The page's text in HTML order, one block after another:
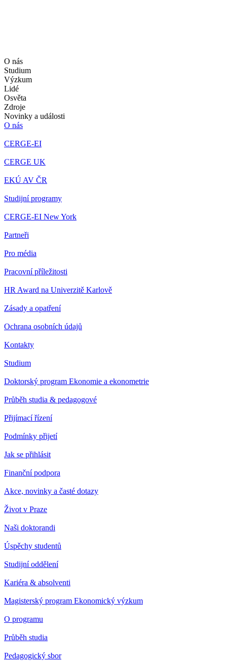
O nás
Studium
Výzkum
Lidé
Osvěta
Zdroje
Novinky a události
O nás
CERGE-EI
CERGE UK
EKÚ AV ČR
Studijní programy
CERGE-EI New York
Partneři
Pro média
Pracovní příležitosti
HR Award na Univerzitě Karlově
Zásady a opatření
Ochrana osobních údajů
Kontakty
Studium
Doktorský program Ekonomie a ekonometrie
Průběh studia & pedagogové
Přijímací řízení
Podmínky přijetí
Jak se přihlásit
Finanční podpora
Akce, novinky a časté dotazy
Život v Praze
Naši doktorandi
Úspěchy studentů
Studijní oddělení
Kariéra & absolventi
Magisterský program Ekonomický výzkum
O programu
Průběh studia
Pedagogický sbor